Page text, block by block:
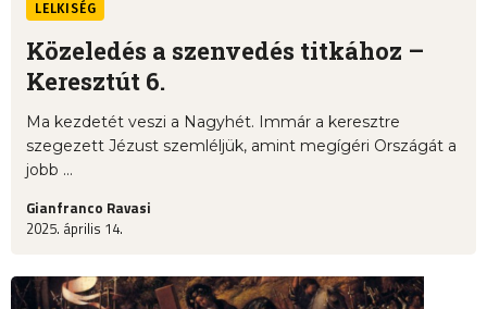
LELKISÉG
Közeledés a szenvedés titkához –
Keresztút 6.
Ma kezdetét veszi a Nagyhét. Immár a keresztre
szegezett Jézust szemléljük, amint megígéri Országát a
jobb ...
Gianfranco Ravasi
2025. április 14.